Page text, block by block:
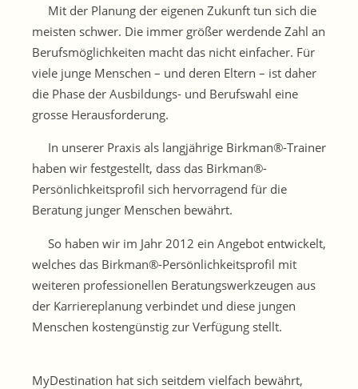
Mit der Planung der eigenen Zukunft tun sich die
meisten schwer. Die immer größer werdende Zahl an
Berufsmöglichkeiten macht das nicht einfacher. Für
viele junge Menschen – und deren Eltern – ist daher
die Phase der Ausbildungs- und Berufswahl eine
grosse Herausforderung.
In unserer Praxis als langjährige Birkman®-Trainer
haben wir festgestellt, dass das Birkman®-
Persönlichkeitsprofil sich hervorragend für die
Beratung junger Menschen bewährt.
So haben wir im Jahr 2012 ein Angebot entwickelt,
welches das Birkman®-Persönlichkeitsprofil mit
weiteren professionellen Beratungswerkzeugen aus
der Karriereplanung verbindet und diese jungen
Menschen kostengünstig zur Verfügung stellt.
MyDestination hat sich seitdem vielfach bewährt,